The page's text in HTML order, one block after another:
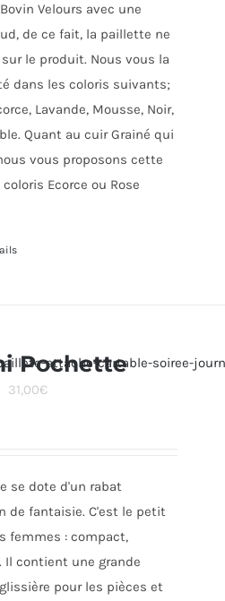
Velours avec une
de ce fait, la paillette ne
le produit. Nous vous la
dans les coloris suivants;
Lavande, Mousse, Noir,
Quant au cuir Grainé qui
vous proposons cette
Ecorce ou Rose
Pochette
Le
62,00€.
31,00€Le
31,00€.
se dote d'un rabat
de fantaisie. C'est le petit
femmes : compact,
Il contient une grande
pour les pièces et